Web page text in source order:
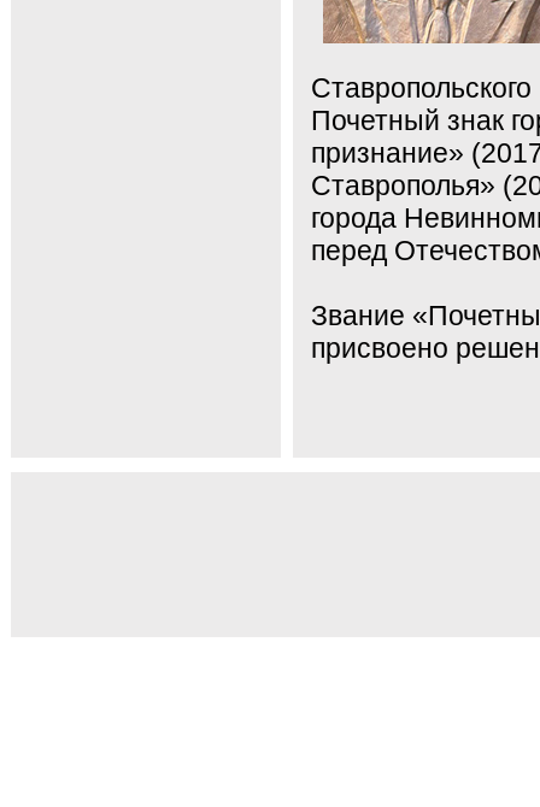
Почетный знак
признание»
Ставрополья»
города
перед
Звание
присвоено